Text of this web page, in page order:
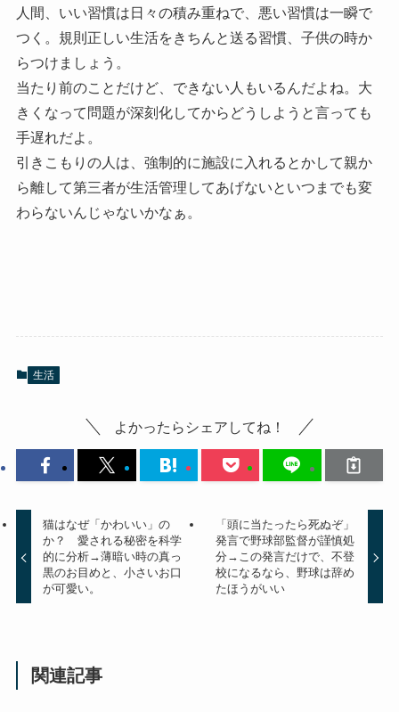
人間、いい習慣は日々の積み重ねで、悪い習慣は一瞬で
つく。規則正しい生活をきちんと送る習慣、子供の時か
らつけましょう。
当たり前のことだけど、できない人もいるんだよね。大
きくなって問題が深刻化してからどうしようと言っても
手遅れだよ。
引きこもりの人は、強制的に施設に入れるとかして親か
ら離して第三者が生活管理してあげないといつまでも変
わらないんじゃないかなぁ。
生活
よかったらシェアしてね！
猫はなぜ「かわいい」の
か？ 愛される秘密を科学
的に分析→薄暗い時の真っ
黒のお目めと、小さいお口
が可愛い。
「頭に当たったら死ぬぞ」
発言で野球部監督が謹慎処
分→この発言だけで、不登
校になるなら、野球は辞め
たほうがいい
関連記事